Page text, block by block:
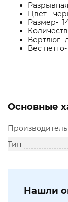
Цвет -
Размер-
Вертлюг-
Вес нетто-
Основные
Производитель
Тип
Нашли